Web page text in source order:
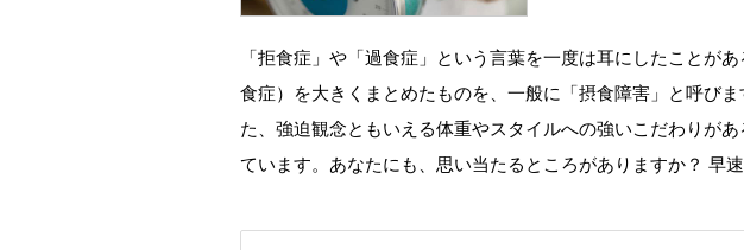
「拒食症」や「過食症」という言葉を一度は耳にしたことが
食症）を大きくまとめたものを、一般に「摂食障害」と呼び
た、強迫観念ともいえる体重やスタイルへの強いこだわりが
ています。あなたにも、思い当たるところがありますか？ 早